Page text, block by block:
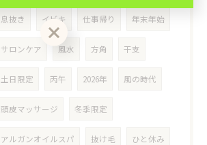
息抜き イビキ 仕事帰り 年末年始
サロンケア 風水 方角 干支
土日限定 丙午 2026年 風の時代
頭皮マッサージ 冬季限定
アルガンオイルスパ 抜け毛 ひと休み